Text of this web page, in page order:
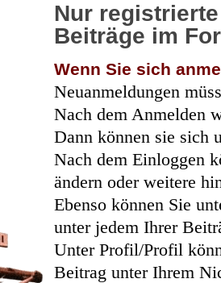
Nur
Beiträge im
Wenn Sie sich
Neuanmeldungen
Nach dem Anmelden
Dann können sie sich
Nach dem Einloggen
ändern oder weitere
Ebenso können Sie
unter jedem Ihrer
Unter Profil/Profil
Beitrag unter Ihrem